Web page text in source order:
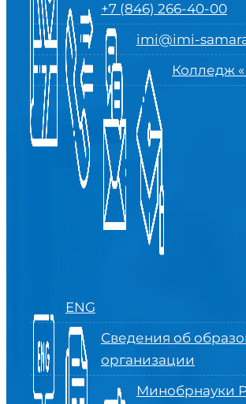
+7 (846) 266-40-00
imi@imi-
Колледж
ENG
Сведения об
организации
Минобрнауки